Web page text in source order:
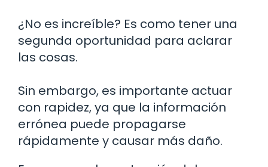
¿No es increíble? Es como tener una
segunda oportunidad para aclarar
las cosas.
Sin embargo, es importante actuar
con rapidez, ya que la información
errónea puede propagarse
rápidamente y causar más daño.